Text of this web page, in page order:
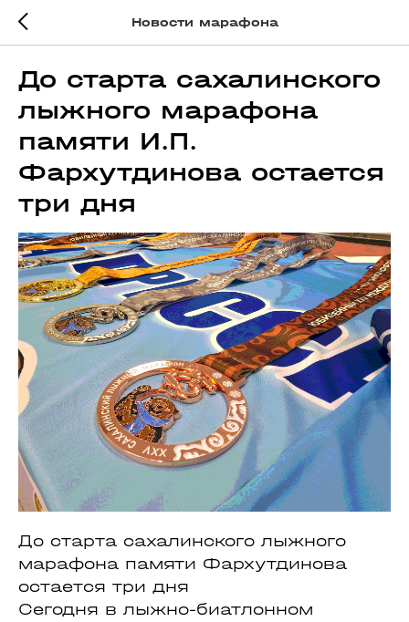
Новости марафона
До старта сахалинского
лыжного марафона
памяти И.П.
Фархутдинова остается
три дня
До старта сахалинского лыжного
марафона памяти Фархутдинова
остается три дня
Сегодня в лыжно-биатлонном